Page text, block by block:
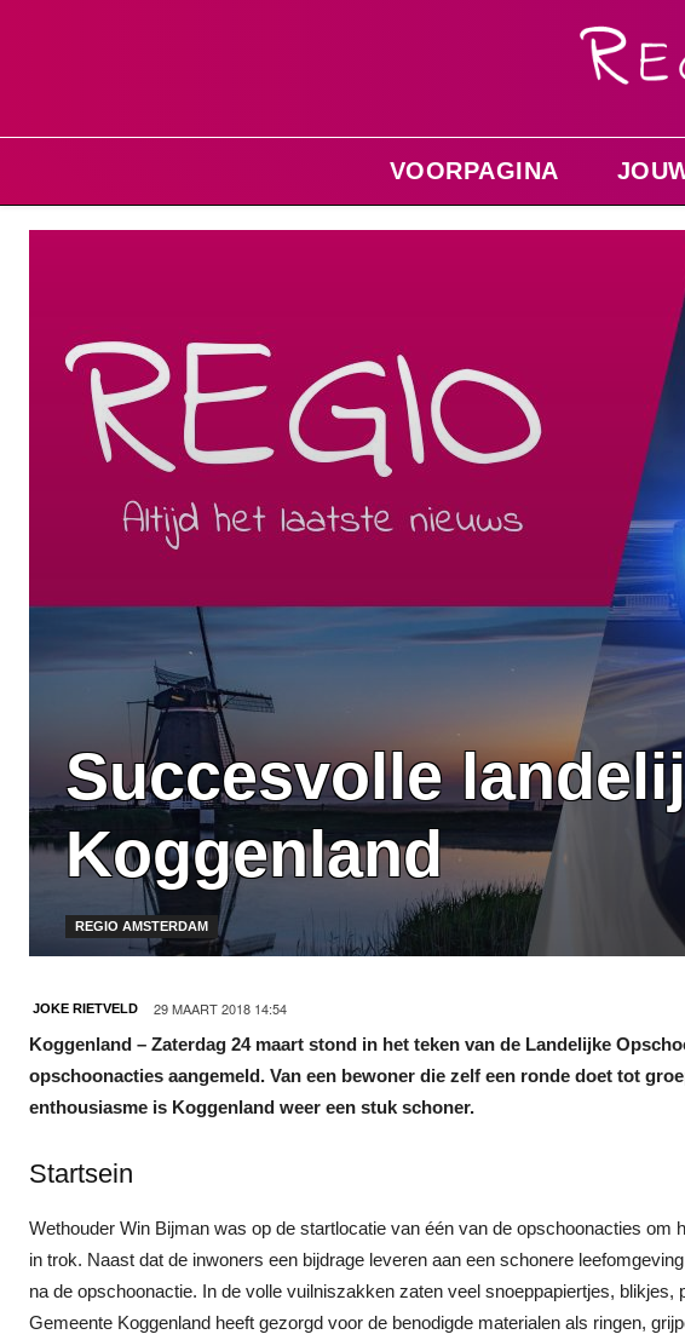
VOORPAGINA
Succesvolle
Koggenland
REGIO AMSTERDAM
JOKE RIETVELD 29 MAART 2018 14:54
Koggenland – Zaterdag 24 maart stond in het teken van de Landelijke
opschoonacties aangemeld. Van een bewoner die zelf een ronde doet tot
enthousiasme is Koggenland weer een stuk schoner.
Startsein
Wethouder Win Bijman was op de startlocatie van één van de opschoonacties om
in trok. Naast dat de inwoners een bijdrage leveren aan een schonere
na de opschoonactie. In de volle vuilniszakken zaten veel snoeppapiertjes, blikjes,
Gemeente Koggenland heeft gezorgd voor de benodigde materialen als ringen,